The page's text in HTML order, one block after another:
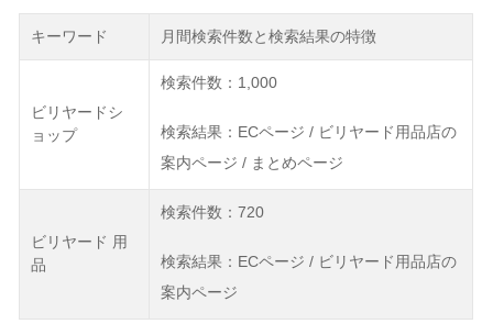
キーワード 月間検索件数と検索結果の特徴
ビリヤードシ
ョップ
検索件数：1,000
検索結果：ECページ / ビリヤード用品店の
案内ページ / まとめページ
ビリヤード 用
品
検索件数：720
検索結果：ECページ / ビリヤード用品店の
案内ページ